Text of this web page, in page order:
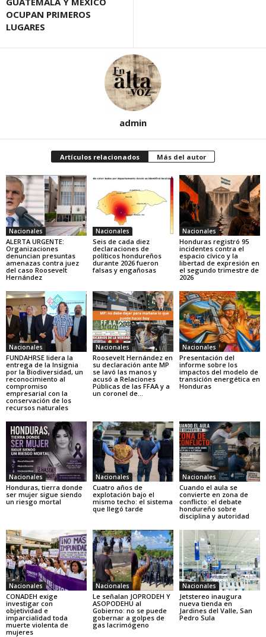
OCUPAN PRIMEROS
LUGARES
admin
Artículos relacionados Más del autor
Nacionales
ALERTA URGENTE:
Organizaciones
denuncian presuntas
amenazas contra juez
del caso Roosevelt
Hernández
Nacionales
Seis de cada diez
declaraciones de
políticos hondureños
durante 2026 fueron
falsas y engañosas
Nacionales
Honduras registró 95
incidentes contra el
espacio cívico y la
libertad de expresión en
el segundo trimestre de
2026
Nacionales
FUNDAHRSE lidera la
entrega de la Insignia
por la Biodiversidad, un
reconocimiento al
compromiso
empresarial con la
conservación de los
recursos naturales
Nacionales
Roosevelt Hernández en
su declaración ante MP
se lavó las manos y
acusó a Relaciones
Públicas de las FFAA y a
un coronel de...
Nacionales
Presentación del
informe sobre los
impactos del modelo de
transición energética en
Honduras
Nacionales
Honduras, tierra donde
ser mujer sigue siendo
un riesgo mortal
Nacionales
Cuatro años de
explotación bajo el
mismo techo: el sistema
que llegó tarde
Nacionales
Cuando el aula se
convierte en zona de
conflicto: el debate
hondureño sobre
disciplina y autoridad
Nacionales
CONADEH exige
investigar con
objetividad e
imparcialidad toda
muerte violenta de
mujeres
Nacionales
Le señalan JOPRODEH Y
ASOPODEHU al
Gobierno: no se puede
gobernar a golpes de
gas lacrimógeno
Nacionales
Jetstereo inaugura
nueva tienda en
Jardines del Valle, San
Pedro Sula